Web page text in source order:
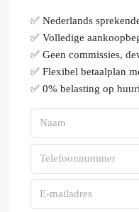
✅ Nederlands
✅ Volledige
✅ Geen commissies,
✅ Flexibel betaalplan
✅ 0% belasting op